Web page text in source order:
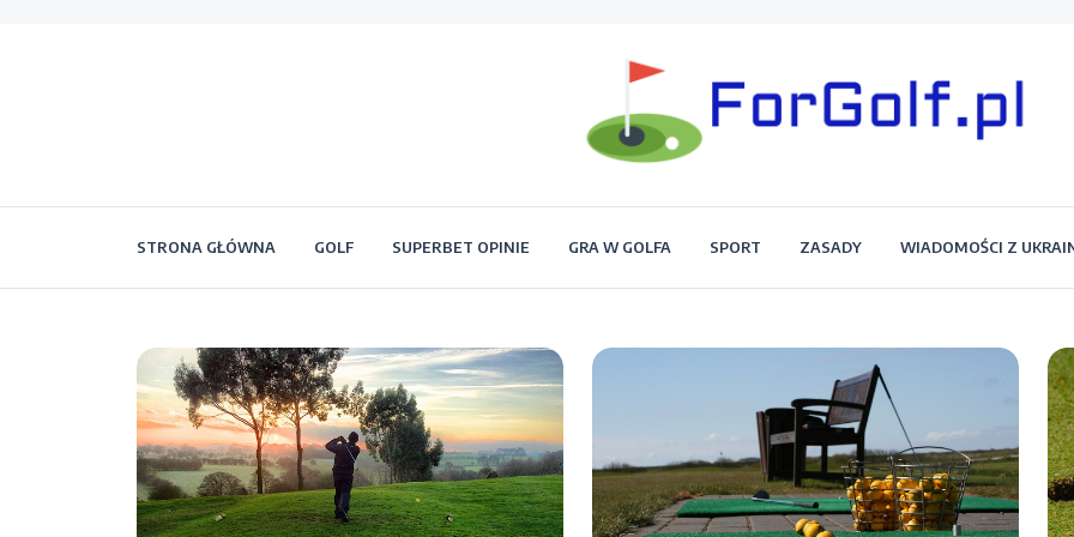
Forgolf.pl
STRONA GŁÓWNA GOLF SUPERBET OPINIE GRA W GOLFA SPORT ZASADY WIADOMOŚCI Z